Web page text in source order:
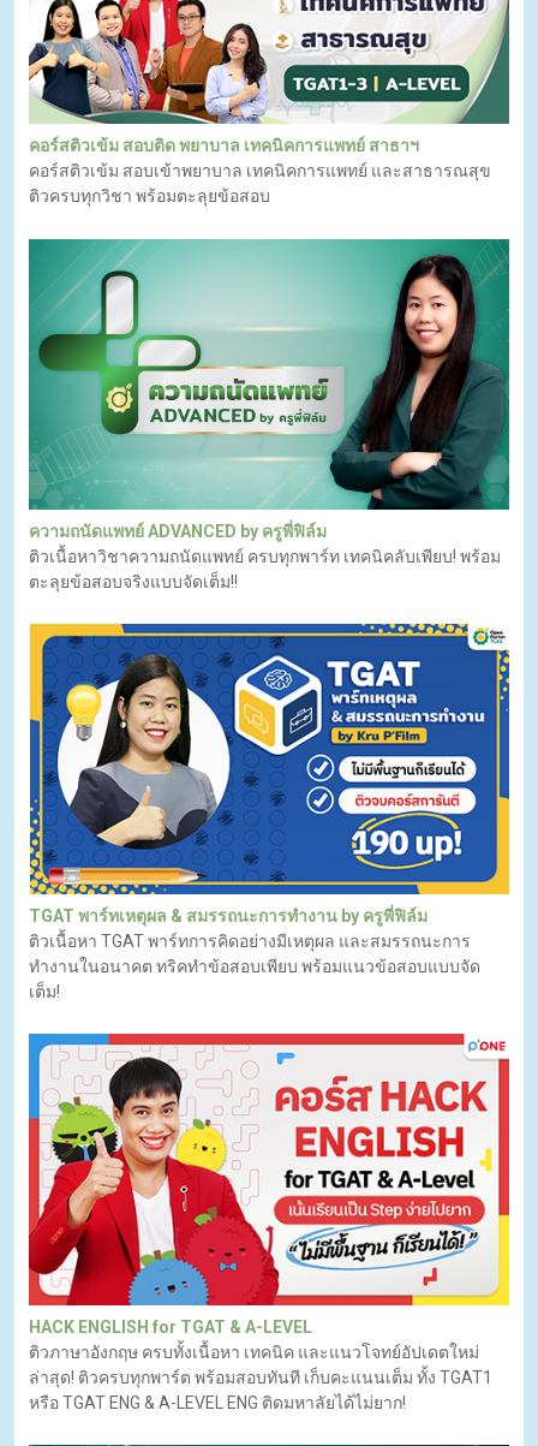
คอร์สติวเข้ม สอบติด พยาบาล เทคนิคการแพทย์ สาธาฯ
คอร์สติวเข้ม สอบเข้าพยาบาล เทคนิคการแพทย์ และสาธารณสุข
ติวครบทุกวิชา พร้อมตะลุยข้อสอบ
ความถนัดแพทย์ ADVANCED by ครูพี่ฟิล์ม
ติวเนื้อหาวิชาความถนัดแพทย์ ครบทุกพาร์ท เทคนิคลับเพียบ! พร้อม
ตะลุยข้อสอบจริงแบบจัดเต็ม!!
TGAT พาร์ทเหตุผล & สมรรถนะการทำงาน by ครูพี่ฟิล์ม
ติวเนื้อหา TGAT พาร์ทการคิดอย่างมีเหตุผล และสมรรถนะการ
ทำงานในอนาคต ทริคทำข้อสอบเพียบ พร้อมแนวข้อสอบแบบจัด
เต็ม!
HACK ENGLISH for TGAT & A-LEVEL
ติวภาษาอังกฤษ ครบทั้งเนื้อหา เทคนิค และแนวโจทย์อัปเดตใหม่
ล่าสุด! ติวครบทุกพาร์ต พร้อมสอบทันที เก็บคะแนนเต็ม ทั้ง TGAT1
หรือ TGAT ENG & A-LEVEL ENG ติดมหาลัยได้ไม่ยาก!